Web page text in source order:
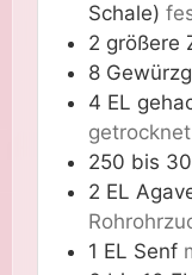
Schale)
2 größere
8
4 EL
getrocknet
250 bis
2 EL
1 EL Senf